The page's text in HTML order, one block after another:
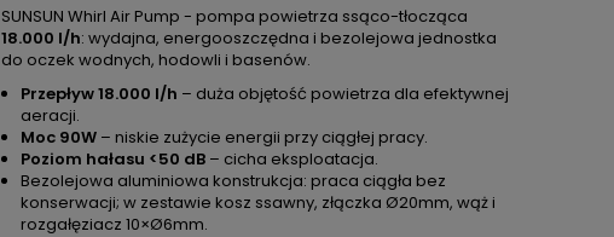
SUNSUN Whirl Air Pump - pompa powietrza ssąco-tłocząca
18.000 l/h: wydajna, energooszczędna i bezolejowa jednostka
do oczek wodnych, hodowli i basenów.
Przepływ 18.000 l/h – duża objętość powietrza dla efektywnej
aeracji.
Moc 90W – niskie zużycie energii przy ciągłej pracy.
Poziom hałasu <50 dB – cicha eksploatacja.
Bezolejowa aluminiowa konstrukcja: praca ciągła bez
konserwacji; w zestawie kosz ssawny, złączka Ø20mm, wąż i
rozgałęziacz 10×Ø6mm.